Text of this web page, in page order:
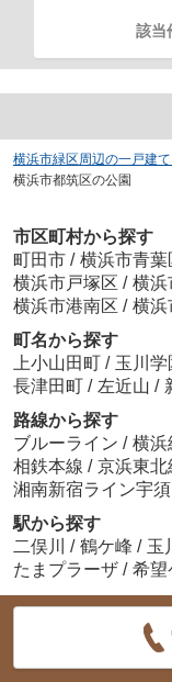
該当
横浜市緑区周辺の一戸建
横浜市都筑区の公園
市区町村から探す
町田市 / 横浜市青葉
横浜市戸塚区 / 横浜
横浜市港南区 / 横浜
町名から探す
上小山田町 / 玉川学
長津田町 / 左近山 /
路線から探す
ブルーライン / 横浜
相鉄本線 / 京浜東北
湘南新宿ライン宇須
駅から探す
二俣川
/ 鶴ケ峰 / 玉
たまプラーザ / 希望